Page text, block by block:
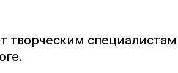
творческим специалистам